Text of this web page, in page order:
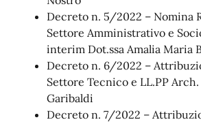
Decreto n. 5/2022 – Nomina
Settore Amministrativo e
interim Dot.ssa Amalia Maria
Decreto n. 6/2022 –
Settore Tecnico e LL.PP
Garibaldi
Decreto n. 7/2022 –